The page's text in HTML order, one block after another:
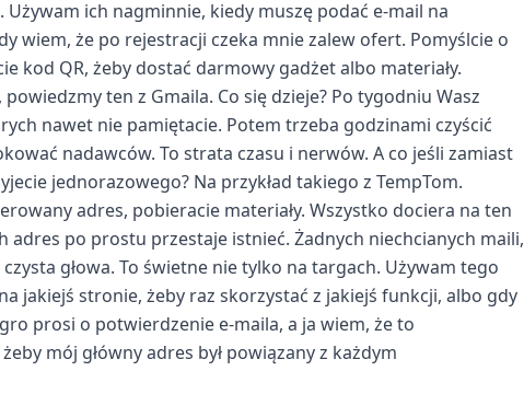
ich nagminnie, kiedy muszę podać e-mail na
wiem, że po rejestracji czeka mnie zalew ofert. Pomyślcie o
kod QR, żeby dostać darmowy gadżet albo materiały.
ten z Gmaila. Co się dzieje? Po tygodniu Wasz
nawet nie pamiętacie. Potem trzeba godzinami czyścić
nadawców. To strata czasu i nerwów. A co jeśli zamiast
jednorazowego? Na przykład takiego z TempTom.
adres, pobieracie materiały. Wszystko dociera na ten
adres po prostu przestaje istnieć. Żadnych niechcianych maili,
głowa. To świetne nie tylko na targach. Używam tego
jakiejś stronie, żeby raz skorzystać z jakiejś funkcji, albo gdy
prosi o potwierdzenie e-maila, a ja wiem, że to
mój główny adres był powiązany z każdym